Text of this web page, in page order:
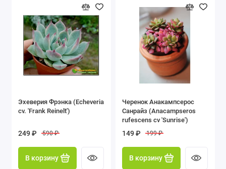
Эхеверия Фрэнка (Echeveria
cv. 'Frank Reinelt')
249 ₽ 590 ₽
В корзину
Черенок Анакампсерос
Санрайз (Anacampseros
rufescens cv 'Sunrise')
149 ₽ 199 ₽
В корзину